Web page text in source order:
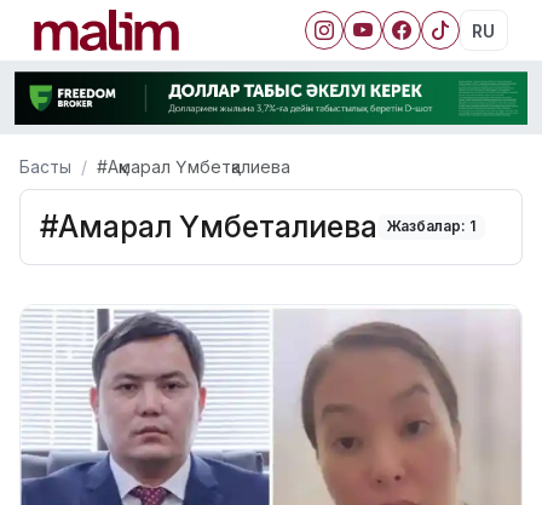
RU
Басты #Ақмарал Үмбетқалиева
#Ақмарал Үмбетқалиева Жазбалар: 1